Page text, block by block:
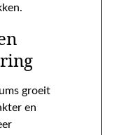
groeit
en